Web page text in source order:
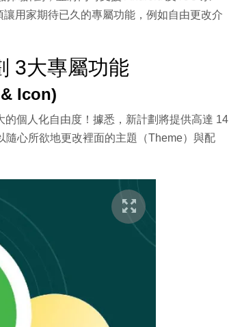
用家期待已久的專屬功能，例如自由更改介
3大專屬功能
Icon)
個人化自由度！據悉，新計劃將提供高達 14
心所欲地更改裡面的主題（Theme）與配